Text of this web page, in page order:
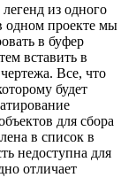
из одного
одном проекте мы
в буфер
вставить в
Все, что
будет
для сбора
в список в
недоступна для
отличает